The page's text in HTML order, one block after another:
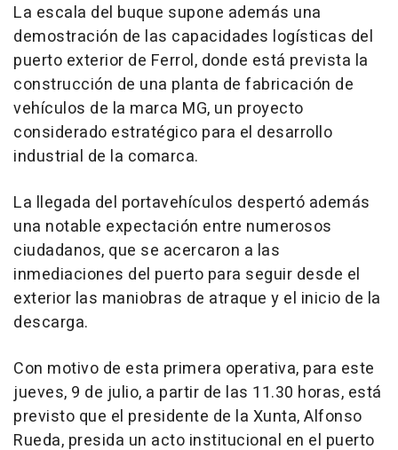
La escala del buque supone además una
demostración de las capacidades logísticas del
puerto exterior de Ferrol, donde está prevista la
construcción de una planta de fabricación de
vehículos de la marca MG, un proyecto
considerado estratégico para el desarrollo
industrial de la comarca.
La llegada del portavehículos despertó además
una notable expectación entre numerosos
ciudadanos, que se acercaron a las
inmediaciones del puerto para seguir desde el
exterior las maniobras de atraque y el inicio de la
descarga.
Con motivo de esta primera operativa, para este
jueves, 9 de julio, a partir de las 11.30 horas, está
previsto que el presidente de la Xunta, Alfonso
Rueda, presida un acto institucional en el puerto